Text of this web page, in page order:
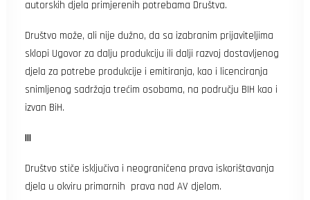
autorskih djela primjerenih potrebama Društva.
Društvo može, ali nije dužno, da sa izabranim prijaviteljima
sklopi Ugovor za dalju produkciju ili dalji razvoj dostavljenog
djela za potrebe produkcije i emitiranja, kao i licenciranja
snimljenog sadržaja trećim osobama, na području BIH kao i
izvan BiH.
III
Društvo stiče isključiva i neograničena prava iskorištavanja
djela u okviru primarnih prava nad AV djelom.